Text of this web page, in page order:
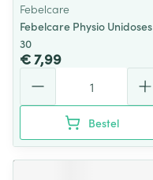
Febelcare
Febelcare Physio Unidoses
30
€ 7,99
Bestel